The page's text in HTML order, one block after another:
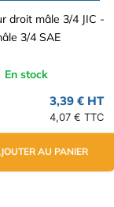
droit mâle 3/4 JIC -
3/4 SAE
En stock
3,39 € HT
4,07 € TTC
AU PANIER